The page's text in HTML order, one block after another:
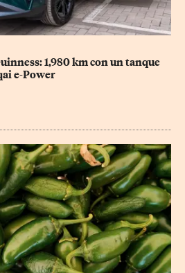
1,980 km con un tanque
e-Power